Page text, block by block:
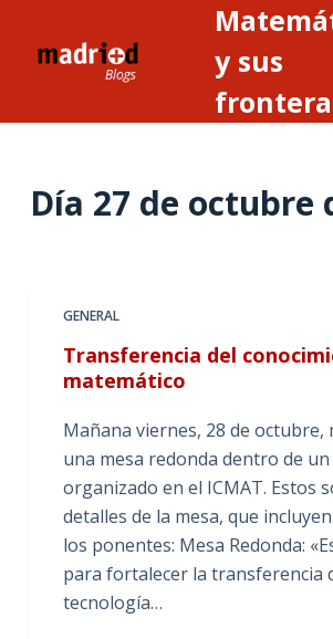
y sus
Día 27 de octubre
GENERAL
Transferencia del
matemático
Mañana viernes, 28 de octubre,
una mesa redonda dentro de
organizado en el ICMAT. Estos
detalles de la mesa, que
los ponentes: Mesa Redonda:
para fortalecer la transferencia
tecnología…